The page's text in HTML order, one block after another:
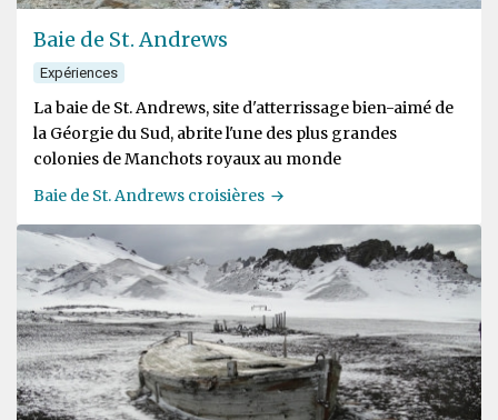
Baie de St. Andrews
Expériences
La baie de St. Andrews, site d'atterrissage bien-aimé de
la Géorgie du Sud, abrite l'une des plus grandes
colonies de Manchots royaux au monde
Baie de St. Andrews croisières